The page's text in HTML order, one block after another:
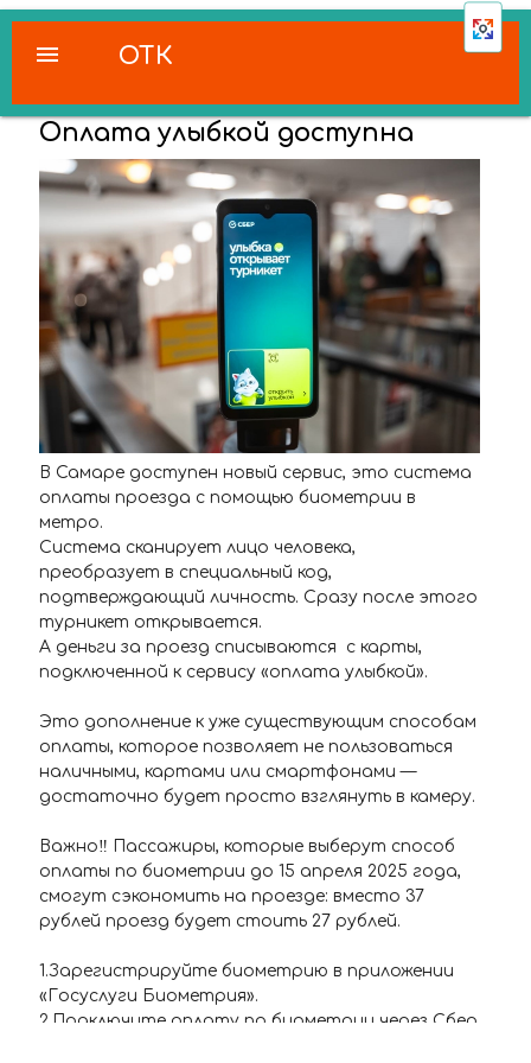
ОТК
menu
Оплата улыбкой доступна
В Самаре доступен новый сервис, это система
оплаты проезда с помощью биометрии в
метро.
Система сканирует лицо человека,
преобразует в специальный код,
подтверждающий личность. Сразу после этого
турникет открывается.
А деньги за проезд списываются с карты,
подключенной к сервису «оплата улыбкой».
Это дополнение к уже существующим способам
оплаты, которое позволяет не пользоваться
наличными, картами или смартфонами —
достаточно будет просто взглянуть в камеру.
Важно‼️ Пассажиры, которые выберут способ
оплаты по биометрии до 15 апреля 2025 года,
смогут сэкономить на проезде: вместо 37
рублей проезд будет стоить 27 рублей.
1.Зарегистрируйте биометрию в приложении
«Госуслуги Биометрия».
2.Подключите оплату по биометрии через Сбер